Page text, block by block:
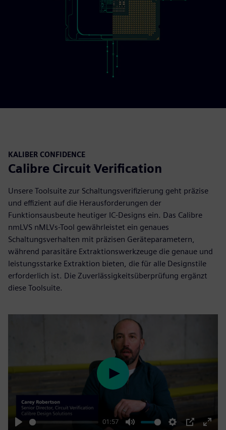
KALIBER CONFIDENCE
Calibre Circuit Verification
Unsere Toolsuite zur Schaltungsverifizierung geht präzise
und effizient auf die Herausforderungen der
Funktionsausbeute heutiger IC-Designs ein. Das Calibre
nmLVS nMLVs-Tool gewährleistet ein genaues
Schaltungsverhalten mit präzisen Geräteparametern,
während parasitäre Extraktionswerkzeuge die genaue und
leistungsstarke Extraktion bieten, die für alle Designstile
erforderlich ist. Die Zuverlässigkeitsüberprüfung ergänzt
diese Toolsuite.
01:57
Play